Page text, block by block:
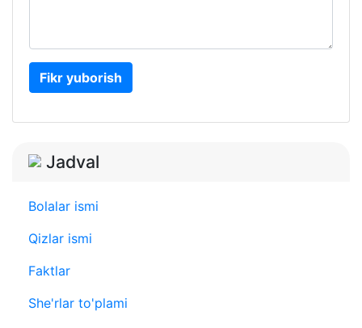
Fikr yuborish
Jadval
Bolalar ismi
Qizlar ismi
Faktlar
She'rlar to'plami